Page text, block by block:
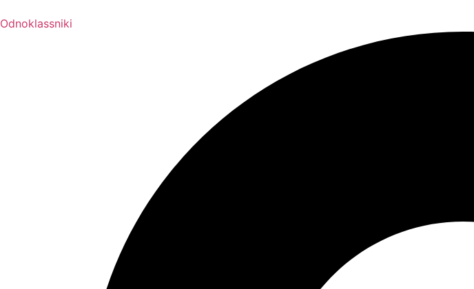
Odnoklassniki